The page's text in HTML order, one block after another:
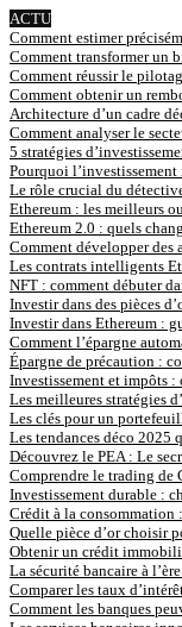
ACTU
Comment estimer
Comment transformer un
Comment réussir le
Comment obtenir un
Architecture d’un cadre
Comment analyser le
5 stratégies
Pourquoi
Le rôle crucial du
Ethereum : les meilleurs
Ethereum 2.0 : quels
Comment développer des
Les contrats intelligents
NFT : comment débuter
Investir dans des pièces
Investir dans Ethereum :
Comment l’épargne
Épargne de précaution :
Investissement et impôts
Les meilleures stratégies
Les clés pour un
Les tendances déco 2025
Découvrez le PEA : Le
Comprendre le trading de
Investissement durable :
Crédit à la consommation
Quelle pièce d’or choisir
Obtenir un crédit
La sécurité bancaire à
Comparer les taux
Comment les banques